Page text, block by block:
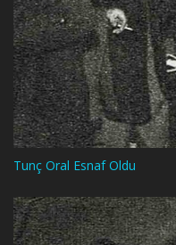
Tunç Oral Esnaf Oldu